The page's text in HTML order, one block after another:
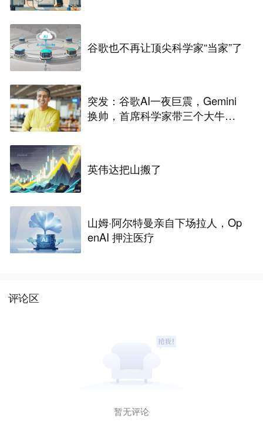
谷歌也不再让顶尖科学家“当家”了
突发：谷歌AI一夜巨震，Gemini
换帅，首席科学家带三个大牛出
英伟达把山搬了
山姆·阿尔特曼亲自下场拉人，Op
enAI 押注医疗
评论区
暂无评论